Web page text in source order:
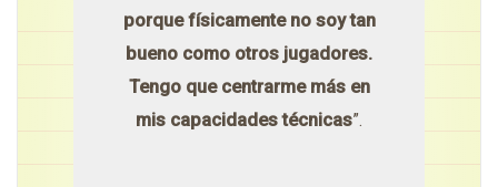
porque físicamente no soy tan
bueno como otros jugadores.
Tengo que centrarme más en
mis capacidades técnicas”.